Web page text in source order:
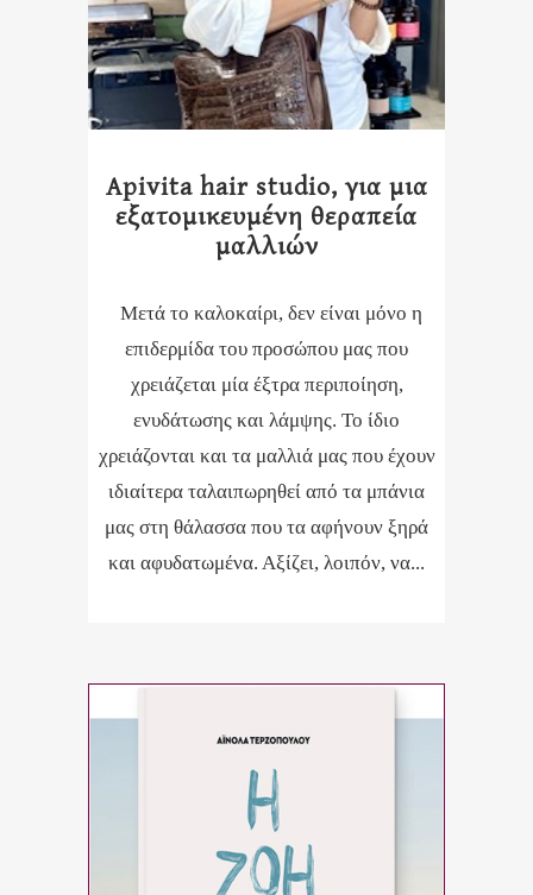
Apivita hair studio, για μια
εξατομικευμένη θεραπεία
μαλλιών
Μετά το καλοκαίρι, δεν είναι μόνο η
επιδερμίδα του προσώπου μας που
χρειάζεται μία έξτρα περιποίηση,
ενυδάτωσης και λάμψης. Το ίδιο
χρειάζονται και τα μαλλιά μας που έχουν
ιδιαίτερα ταλαιπωρηθεί από τα μπάνια
μας στη θάλασσα που τα αφήνουν ξηρά
και αφυδατωμένα. Αξίζει, λοιπόν, να...